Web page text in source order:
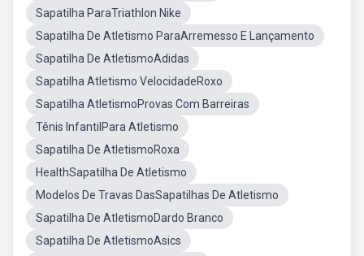
Sapatilha ParaTriathlon Nike
Sapatilha De Atletismo ParaArremesso E Lançamento
Sapatilha De AtletismoAdidas
Sapatilha Atletismo VelocidadeRoxo
Sapatilha AtletismoProvas Com Barreiras
Tênis InfantilPara Atletismo
Sapatilha De AtletismoRoxa
HealthSapatilha De Atletismo
Modelos De Travas DasSapatilhas De Atletismo
Sapatilha De AtletismoDardo Branco
Sapatilha De AtletismoAsics